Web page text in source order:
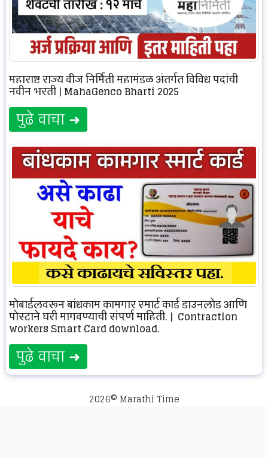
महाराष्ट्र राज्य वीज निर्मिती महामंडळ अंतर्गत विविध पदांची
नवीन भरती | MahaGenco Bharti 2025
पुढे वाचा ➜
मोबाईलवरून बांधकाम कामगार स्मार्ट कार्ड डाउनलोड आणि
पोस्टाने घरी मागवण्याची संपूर्ण माहिती. | Contraction
workers Smart Card download.
पुढे वाचा ➜
2026© Marathi Time